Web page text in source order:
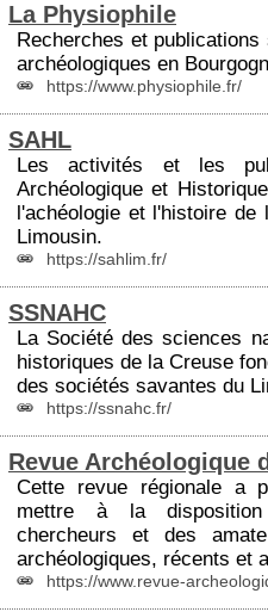
La Physiophile
Recherches et publications
archéologiques en
https://www.physiophile.fr/
SAHL
Les activités et les
Archéologique et
l'achéologie et l'histoire
Limousin.
https://sahlim.fr/
SSNAHC
La Société des sciences
historiques de la Creuse
des sociétés savantes du
https://ssnahc.fr/
Revue Archéologique
Cette revue régionale a
mettre à la
chercheurs et des
archéologiques, récents et
https://www.revue-